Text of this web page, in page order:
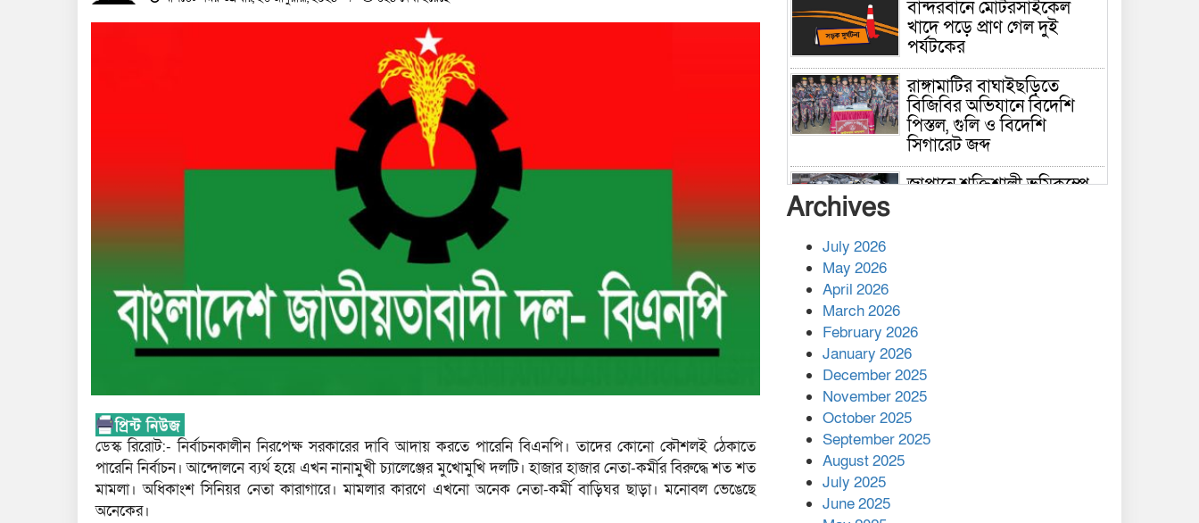
ডেস্ক রিরোট:- নির্বাচনকালীন নিরপেক্ষ সরকারের দাবি আদায় করতে পারেনি বিএনপি। তাদের কোনো কৌশলই ঠেকাতে
পারেনি নির্বাচন। আন্দোলনে ব্যর্থ হয়ে এখন নানামুখী চ্যালেঞ্জের মুখোমুখি দলটি। হাজার হাজার নেতা-কর্মীর বিরুদ্ধে শত শত
মামলা। অধিকাংশ সিনিয়র নেতা কারাগারে। মামলার কারণে এখনো অনেক নেতা-কর্মী বাড়িঘর ছাড়া। মনোবল ভেঙেছে
অনেকের।
বান্দরবানে মোটরসাইকেল
খাদে পড়ে প্রাণ গেল দুই
পর্যটকের
রাঙ্গামাটির বাঘাইছড়িতে
বিজিবির অভিযানে বিদেশি
পিস্তল, গুলি ও বিদেশি
সিগারেট জব্দ
জাপানে শক্তিশালী ভূমিকম্পে
কাপ্তাই প্রেস ক্লাবের সভাপতি
মাহফুজ, সম্পাদক রিপন মারমা
নির্বাচিত
মালয়েশিয়ার প্রধানমন্ত্রীকে চিঠি
দেয়ার পর ফোন তারেক
রহমানের,গ্যাস সঙ্কট
মোকাবিলায় সহায়তার আশ্বাস
Archives
July 2026
May 2026
April 2026
March 2026
February 2026
January 2026
December 2025
November 2025
October 2025
September 2025
August 2025
July 2025
June 2025